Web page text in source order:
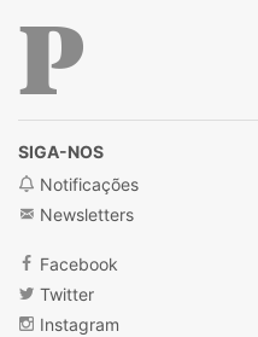
SIGA-NOS
Notificações
Newsletters
Facebook
Twitter
Instagram